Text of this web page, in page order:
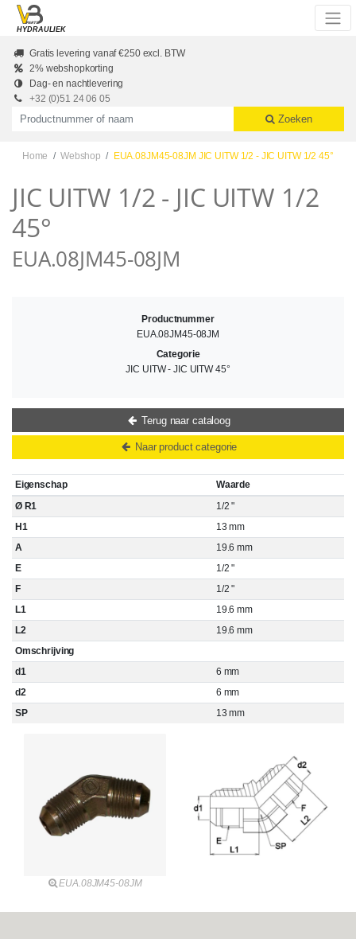
Skip to main content
HYDRAULIEK
Gratis levering vanaf €250 excl. BTW
2% webshopkorting
Dag- en nachtlevering
+32 (0)51 24 06 05
Productnummer of naam
Zoeken
Home Webshop EUA.08JM45-08JM JIC UITW 1/2 - JIC UITW 1/2 45°
JIC UITW 1/2 - JIC UITW 1/2
45°
EUA.08JM45-08JM
Eigenschap
Waarde
Ø R1
1/2 "
H1
13 mm
A
19.6 mm
E
1/2 "
F
1/2 "
L1
19.6 mm
L2
19.6 mm
Omschrijving
d1
6 mm
d2
6 mm
SP
13 mm
EUA.08JM45-08JM
Productnummer
EUA.08JM45-08JM
Categorie
JIC UITW - JIC UITW 45°
Terug naar cataloog
Naar product categorie